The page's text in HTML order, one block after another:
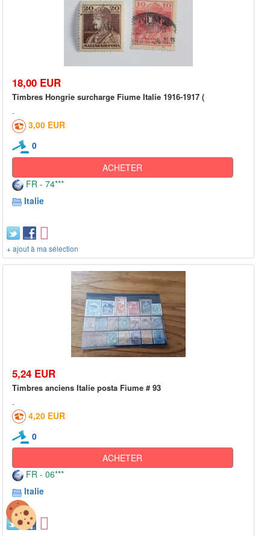
18,00 EUR
Timbres Hongrie surcharge Fiume Italie 1916-1917 (
3,00 EUR
0
ACHETER
FR - 74***
Italie
+ ajout à ma sélection
5,24 EUR
Timbres anciens Italie posta Fiume # 93
4,20 EUR
0
ACHETER
FR - 06***
Italie